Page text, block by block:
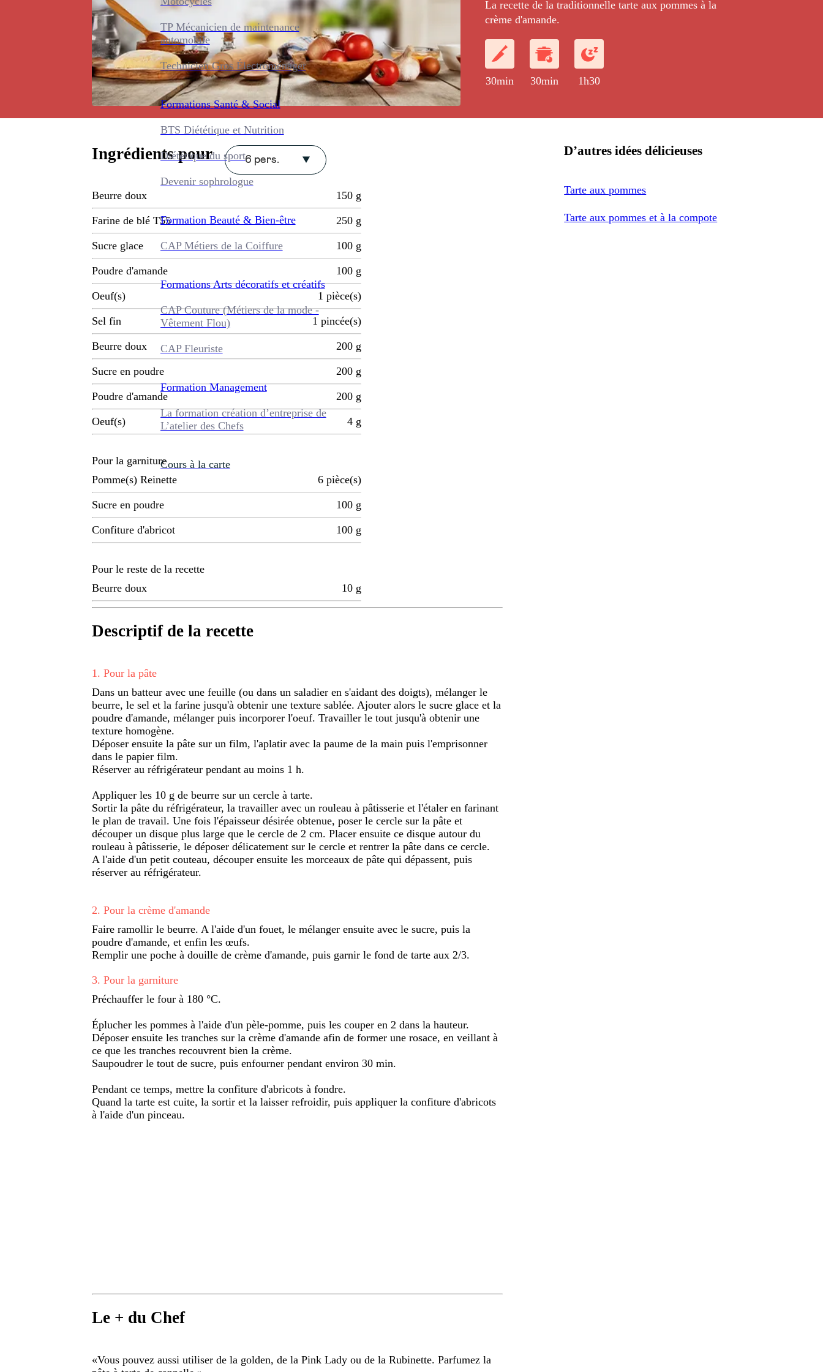
TP Mécanicien de maintenance
automobile
Technicien Gros Électroménager
Formations Santé & Social
BTS Diététique et Nutrition
Diététique du sport
Devenir sophrologue
Formation Beauté & Bien-être
CAP Métiers de la Coiffure
Formations Arts décoratifs et créatifs
CAP Couture (Métiers de la mode -
Vêtement Flou)
CAP Fleuriste
Formation Management
La formation création d’entreprise de
L’atelier des Chefs
Cours à la carte
La recette de la traditionnelle tarte aux pommes à la
crème d'amande.
30min 30min 1h30
Ingrédients pour 6 pers.
Beurre doux 150 g
Farine de blé T55 250 g
Sucre glace 100 g
Poudre d'amande 100 g
Oeuf(s) 1 pièce(s)
Sel fin 1 pincée(s)
Beurre doux 200 g
Sucre en poudre 200 g
Poudre d'amande 200 g
Oeuf(s) 4 g
Pour la garniture
Pomme(s) Reinette
6 pièce(s)
Sucre en poudre 100 g
Confiture d'abricot 100 g
Pour le reste de la recette
Beurre doux
10 g
Descriptif de la recette
1 . Pour la pâte
Dans un batteur avec une feuille (ou dans un saladier en s'aidant des doigts), mélanger le
beurre, le sel et la farine jusqu'à obtenir une texture sablée. Ajouter alors le sucre glace et la
poudre d'amande, mélanger puis incorporer l'oeuf. Travailler le tout jusqu'à obtenir une
texture homogène.
Déposer ensuite la pâte sur un film, l'aplatir avec la paume de la main puis l'emprisonner
dans le papier film.
Réserver au réfrigérateur pendant au moins 1 h.
Appliquer les 10 g de beurre sur un cercle à tarte.
Sortir la pâte du réfrigérateur, la travailler avec un rouleau à pâtisserie et l'étaler en farinant
le plan de travail. Une fois l'épaisseur désirée obtenue, poser le cercle sur la pâte et
découper un disque plus large que le cercle de 2 cm. Placer ensuite ce disque autour du
rouleau à pâtisserie, le déposer délicatement sur le cercle et rentrer la pâte dans ce cercle.
A l'aide d'un petit couteau, découper ensuite les morceaux de pâte qui dépassent, puis
réserver au réfrigérateur.
2. Pour la crème d'amande
Faire ramollir le beurre. A l'aide d'un fouet, le mélanger ensuite avec le sucre, puis la
poudre d'amande, et enfin les œufs.
Remplir une poche à douille de crème d'amande, puis garnir le fond de tarte aux 2/3.
3. Pour la garniture
Préchauffer le four à 180 °C.
Éplucher les pommes à l'aide d'un pèle-pomme, puis les couper en 2 dans la hauteur.
Déposer ensuite les tranches sur la crème d'amande afin de former une rosace, en veillant à
ce que les tranches recouvrent bien la crème.
Saupoudrer le tout de sucre, puis enfourner pendant environ 30 min.
Pendant ce temps, mettre la confiture d'abricots à fondre.
Quand la tarte est cuite, la sortir et la laisser refroidir, puis appliquer la confiture d'abricots
à l'aide d'un pinceau.
Le + du Chef
«Vous pouvez aussi utiliser de la golden, de la Pink Lady ou de la Rubinette. Parfumez la
D’autres idées délicieuses
Tarte aux pommes
Tarte aux pommes et à la compote